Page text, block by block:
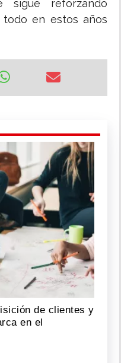
sigue reforzando
todo en estos años
de clientes y
en el